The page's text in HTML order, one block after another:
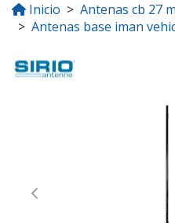
Inicio
Antenas cb 27
Antenas base iman
Previous